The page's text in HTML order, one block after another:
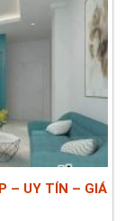
– UY TÍN – GIÁ